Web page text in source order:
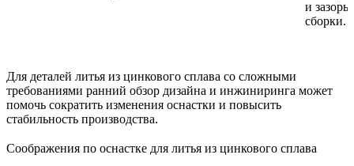
и зазоры
сборки.
Для деталей литья из цинкового сплава со сложными
требованиями ранний обзор дизайна и инжиниринга может
помочь сократить изменения оснастки и повысить
стабильность производства.
Соображения по оснастке для литья из цинкового сплава